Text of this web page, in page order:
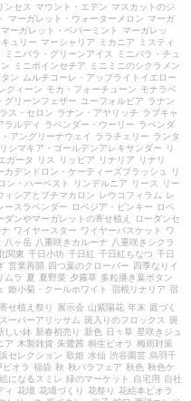
ンセス マウント・エデン マスカットのジ
マーガレット・ウォーターメロン マーガ
マーガレット・ペパーミント
マーガレッ
ュリー マーシャリア ミカニア
ミスティ
ミニバラ・グリーンアイス
ミニバラ・チュ
ミニポインセチア
ミニミニのシクラメン
ン
ムルチコーレ・アップライトイエロー
クィーン モカ・フォーチューン モナラベ
グリーンフェザー ユーフォルビア ラナン
ス・セロン ラナン・アヤリッチ ラブキャ
ラルディ ラベンダー・ウーリー ラベンダ
アングリーナウェイ ララチェリー ランタ
リシマキア・ゴールデンアレキサンダー
リ
ガータ リス リッピア リナリア
リナリ
カデンドロン・ケーティーズブラッシュ
リ
ン・ハーベスト リンデルニア リース
リー
ィシアとプチマカロン レウコフィラム レ
ースラベンダー ロベジア・ピンキー
ロベ
ダンやマーガレットの寄せ植え
ローダンセ
ワイヤースター ワイヤーバスケット
ワ
八ヶ岳 八重咲きカルーナ
八重咲きシクラ
関東 千日小坊 千日紅 千日紅ちなつ 千日
営業再開 四つ葉のクローバー 四季なりイ
ムラ 夏 夏野菜 夕霧草 多粒播き葉ボタン
姫小菊・クールホワイト 宿根リナリア 宿
寄せ植え祭り 展示会 山紫陽花 年末 庭づく
ーパーアリッサム 斑入りのフロックス 斑
しい鉢 新春初売り 新色 日々草 星咲きジュ
ア 木製雑貨 朱鷺茜 桐生ビオラ 梅雨対策
セレクション 歌姫 水仙 渋谷園芸 烏羽千
ビオラ 福袋 秋 秋バラフェア 秋色 秋色ケ
絵になるスミレ 緑のマーケット 自宅用
自社
ィ 花壇 花壇づくり 花祭り 花絵本ビオラ